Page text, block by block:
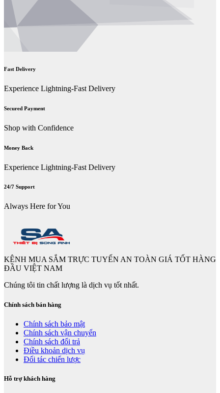
Fast Delivery
Experience Lightning-Fast Delivery
Secured Payment
Shop with Confidence
Money Back
Experience Lightning-Fast Delivery
24/7 Support
Always Here for You
KÊNH MUA SẮM TRỰC TUYẾN AN TOÀN GIÁ TỐT HÀNG
ĐẦU VIỆT NAM
Chúng tôi tin chất lượng là dịch vụ tốt nhất.
Chính sách bán hàng
Chính sách bảo mật
Chính sách vận chuyển
Chính sách đổi trả
Điều khoản dịch vụ
Đối tác chiến lược
Hỗ trợ khách hàng